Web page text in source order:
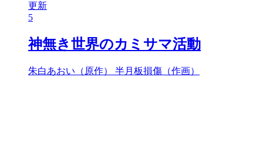
更新
5
神無き世界のカミサマ活動
朱白あおい（原作） 半月板損傷（作画）